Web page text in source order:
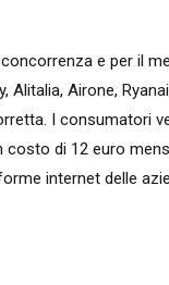
e per il
Alitalia, Airone,
I consumatori
costo di 12 euro
internet delle